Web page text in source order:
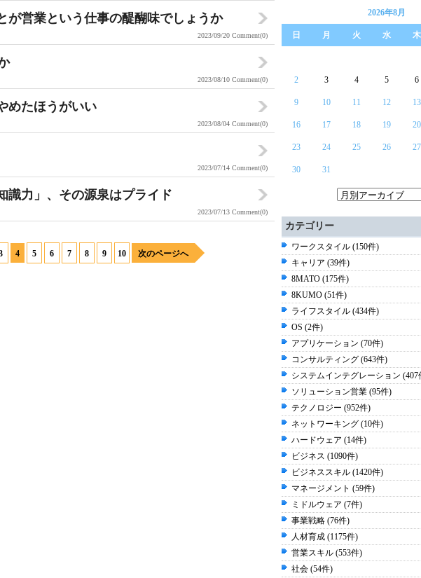
が営業という仕事の醍醐味でしょうか
2023/09/20 Comment(0)
2023/08/10 Comment(0)
めたほうがいい
2023/08/04 Comment(0)
2023/07/14 Comment(0)
識力」、その源泉はプライド
2023/07/13 Comment(0)
4 5 6 7 8 9 10 次のページへ
2026年8月
日 月 火 水 木
2 3 4 5 6
9 10 11 12 13
16 17 18 19 20
23 24 25 26 27
30 31
カテゴリー
ワークスタイル (150件)
キャリア (39件)
8MATO (175件)
8KUMO (51件)
ライフスタイル (434件)
OS (2件)
アプリケーション (70件)
コンサルティング (643件)
システムインテグレーション (407
ソリューション営業 (95件)
テクノロジー (952件)
ネットワーキング (10件)
ハードウェア (14件)
ビジネス (1090件)
ビジネススキル (1420件)
マネージメント (59件)
ミドルウェア (7件)
事業戦略 (76件)
人材育成 (1175件)
営業スキル (553件)
社会 (54件)